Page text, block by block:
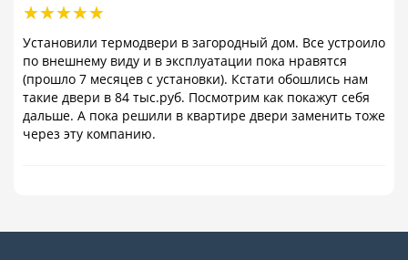
Установили термодвери в загородный дом. Все устроило
по внешнему виду и в эксплуатации пока нравятся
(прошло 7 месяцев с установки). Кстати обошлись нам
такие двери в 84 тыс.руб. Посмотрим как покажут себя
дальше. А пока решили в квартире двери заменить тоже
через эту компанию.